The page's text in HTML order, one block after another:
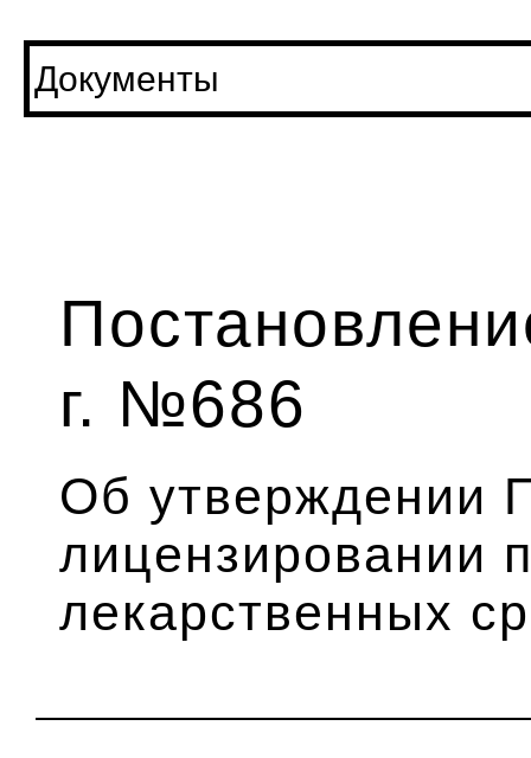
г. №686
Об утверждении
лицензировании
лекарственных